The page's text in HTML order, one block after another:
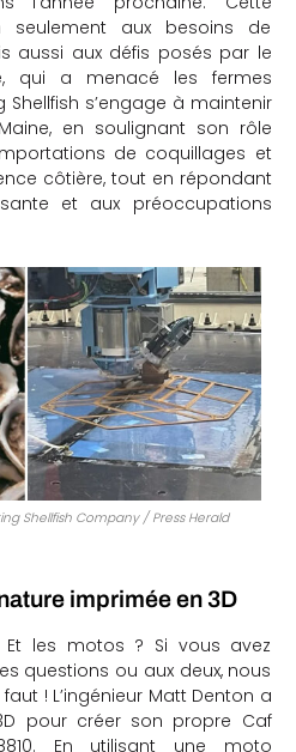
seulement aux besoins de
aussi aux défis posés par le
qui a menacé les fermes
Shellfish s’engage à maintenir
en soulignant son rôle
de coquillages et
côtière, tout en répondant
et aux préoccupations
Shellfish Company / Press Herald
imprimée en 3D
les motos ? Si vous avez
questions ou aux deux, nous
! L’ingénieur Matt Denton a
pour créer son propre Caf
En utilisant une moto